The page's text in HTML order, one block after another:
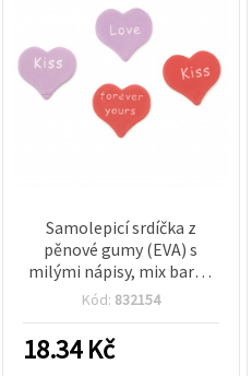
Samolepicí srdíčka z
pěnové gumy (EVA) s
milými nápisy, mix barev,
28–30 mm – 10 ks, pro
přáníčka, DIY a sváteční
dekorace
Kód: 832154
18.34Kč